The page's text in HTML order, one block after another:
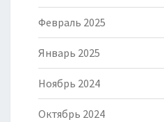
Февраль 2025
Январь 2025
Ноябрь 2024
Октябрь 2024